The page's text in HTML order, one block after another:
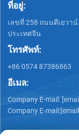
ที่อยู่:
เลขที่ 258 ถนนดีเยวาน์
ประเทศจีน
โทรศัพท์:
+86 0574 87386863
อีเมล:
Company E-mail:
Company E-mail: